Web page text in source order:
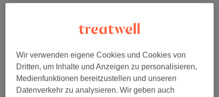
Herren (10) ab 5 €
Wir verwenden eigene Cookies und Cookies von
Dritten, um Inhalte und Anzeigen zu personalisieren,
Medienfunktionen bereitzustellen und unseren
Datenverkehr zu analysieren. Wir geben auch